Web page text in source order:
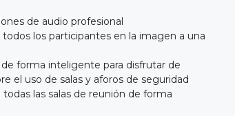
de audio profesional
los participantes en la imagen a una
forma inteligente para disfrutar de
el uso de salas y aforos de seguridad
las salas de reunión de forma